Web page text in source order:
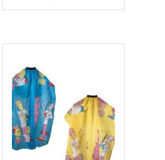
precio precio